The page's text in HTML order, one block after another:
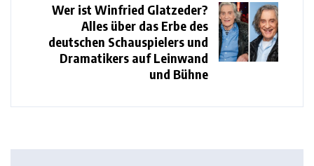
Wer ist Winfried Glatzeder?
Alles über das Erbe des
deutschen Schauspielers und
Dramatikers auf Leinwand
und Bühne